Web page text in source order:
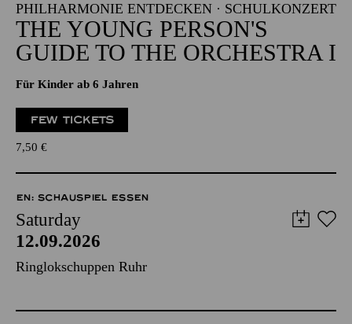
PHILHARMONIE ENTDECKEN · SCHULKONZERT
THE YOUNG PERSON'S
GUIDE TO THE ORCHESTRA I
Für Kinder ab 6 Jahren
FEW TICKETS
7,50 €
EN: SCHAUSPIEL ESSEN
Saturday
12.09.2026
Ringlokschuppen Ruhr